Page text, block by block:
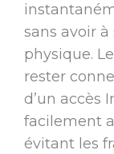
sans avoir
physique.
rester
d’un accès
facilement
évitant les